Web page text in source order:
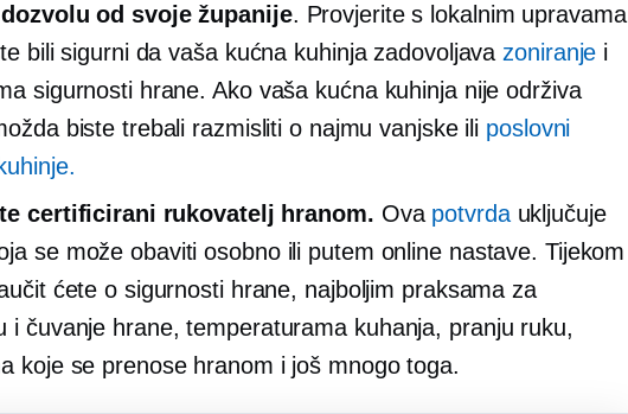
od svoje županije. Provjerite s lokalnim upravama
bili sigurni da vaša kućna kuhinja zadovoljava zoniranje i
sigurnosti hrane. Ako vaša kućna kuhinja nije održiva
biste trebali razmisliti o najmu vanjske ili poslovni
certificirani rukovatelj hranom. Ova potvrdauključuje
se može obaviti osobno ili putem online nastave. Tijekom
ćete o sigurnosti hrane, najboljim praksama za
i čuvanje hrane, temperaturama kuhanja, pranju ruku,
koje se prenose hranom i još mnogo toga.